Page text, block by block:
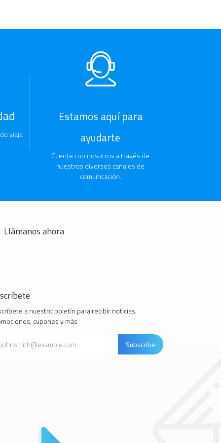
viaja
Estamos aquí para
ayudarte
Cuente con nosotros a través de
nuestros diversos canales de
comunicación.
Llámanos ahora
a nuestro boletín para recibir noticias,
cupones y más
Subscribe